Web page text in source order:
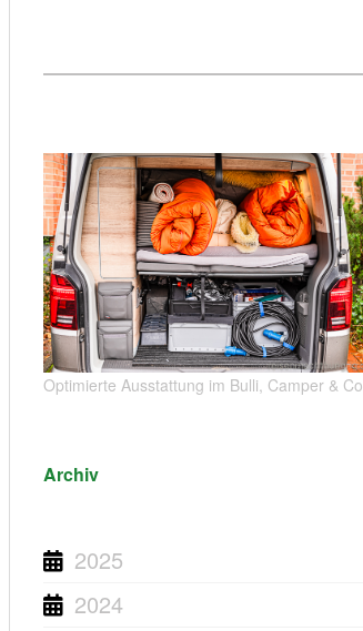
Optimierte Ausstattung im Bulli, Camper & Co
Archiv
2025
2024